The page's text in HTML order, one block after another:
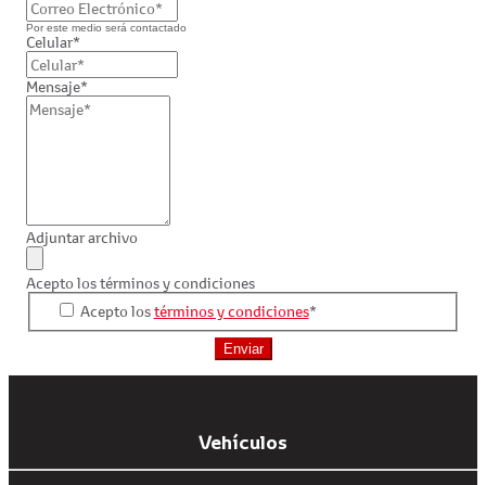
Por este medio será contactado
Celular*
Mensaje*
Adjuntar archivo
Acepto los términos y condiciones
Acepto lostérminos y condiciones*
Enviar
Vehículos